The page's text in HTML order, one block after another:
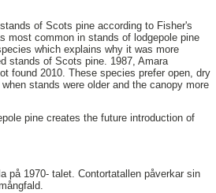
of Scots pine according to Fisher's
most common in stands of lodgepole pine
which explains why it was more
stands of Scots pine. 1987, Amara
found 2010. These species prefer open, dry
stands were older and the canopy more
pine creates the future introduction of
på 1970- talet. Contortatallen påverkar sin